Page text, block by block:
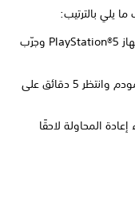
يلي بالترتيب:
أعِد ضبط إعدادات الاتصال بالإنترنت على جهاز PlayStation®5 وجرّب
اعمد إلى إيقاف تشغيل جهاز التوجيه أو المودم وانتظر 5 دقائق على
المحاولة لاحقًا